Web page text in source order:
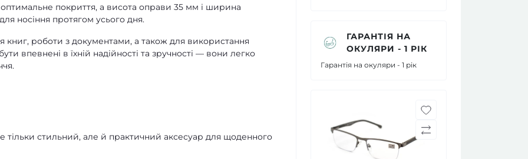
покриття, а висота оправи 35 мм і ширина
носіння протягом усього дня.
книг, роботи з документами, а також для використання
впевнені в їхній надійності та зручності — вони легко
тільки стильний, але й практичний аксесуар для щоденного
ГАРАНТІЯ НА
ОКУЛЯРИ - 1 РІК
Гарантія на окуляри - 1 рік